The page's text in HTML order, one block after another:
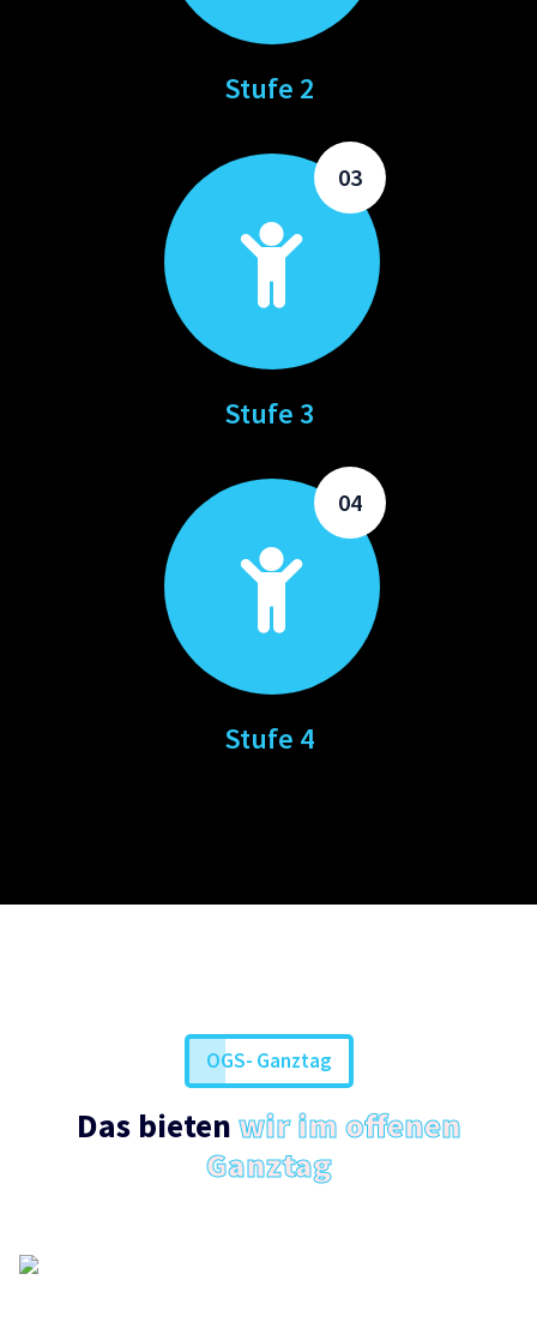
Stufe 2
03
Stufe 3
04
Stufe 4
OGS- Ganztag
Das bieten wir im offenen
Ganztag